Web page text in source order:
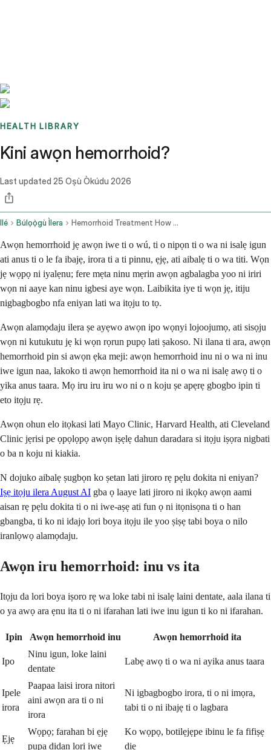
HEALTH LIBRARY
Kini awọn hemorrhoid?
Last updated 25 Oṣù Òkúdu 2026
Ilé Búlọọ̀gù Ìlera Hemorrhoid Treatment How To Treat Hemorrhoids And Find Relief At Home
Awọn hemorrhoid jẹ awọn iwe ti o wú, ti o nipọn ti o wa ni isalẹ igun
ati anus ti o le fa ibajẹ, irora ti a ti pinnu, ẹjẹ, ati aibalẹ ti o wa titi. Wọn
jẹ wọpọ ni iyalẹnu; fere mẹta ninu mẹrin awọn agbalagba yoo ni iriri
wọn ni aaye kan ninu igbesi aye wọn. Laibikita iye ti wọn jẹ, itiju
nigbagbogbo nfa eniyan lati wa itọju to tọ.
Awọn alamọdaju ilera ṣe ayẹwo awọn ipo wọnyi lojoojumọ, ati sisọju
wọn ni kutukutu jẹ ki wọn rọrun pupọ lati ṣakoso. Ni ilana ti ara, awọn
hemorrhoid pin si awọn ẹka meji: awọn hemorrhoid inu ni o wa ni inu
iwe igun naa, lakoko ti awọn hemorrhoid ita ni o wa ni isalẹ awọ ti o
yika anus taara. Mọ iru iru iru wo ni o n koju ṣe apẹrẹ gbogbo ipin ti
eto itọju rẹ.
Awọn ohun elo itọkasi lati Mayo Clinic, Harvard Health, ati Cleveland
Clinic jẹrisi pe ọpọlọpọ awọn iṣẹlẹ dahun daradara si itọju iṣọra nigbati
o ba n koju ni kiakia.
N dojuko aibalẹ ṣugbọn ko ṣetan lati jiroro rẹ pẹlu dokita ni eniyan?
Iṣẹ itọju ilera August AI gba ọ laaye lati jiroro ni ikọkọ awọn aami
aisan rẹ pẹlu dokita ti o ni iwe-aṣẹ ati fun ọ ni itọnisọna ti o han
gbangba, ti ko ni idajọ lori boya itọju ile yoo ṣiṣẹ tabi boya o nilo
iranlọwọ alamọdaju.
Awọn iru hemorrhoid: inu vs ita
Itọju da lori boya iṣoro rẹ wa loke tabi ni isalẹ laini dentate, aala ilana ti
o ya awọ ara ẹnu ita ti o ni ifarahan lati iwe inu igun ti ko ni ifarahan.
Ipin Awọn hemorrhoid inu Awọn hemorrhoid ita
Ipo
Ninu igun, loke laini
dentate
Labẹ awọ ti o wa ni ayika anus taara
Ipele
irora
Paapaa laisi irora nitori
aini awọn ara ti o ni
irora
Ni igbagbogbo irora, ti o ni imọra,
tabi ti o ni ibajẹ ti o lagbara
Ẹjẹ
Wọpọ; farahan bi ẹjẹ
pupa didan lori iwe
Ko wọpọ, botilẹjẹpe ibinu le fa fifiṣẹ
diẹ